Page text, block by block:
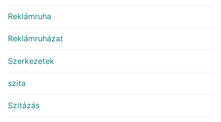
Reklámruha
Reklámruházat
Szerkezetek
szita
Szitázás